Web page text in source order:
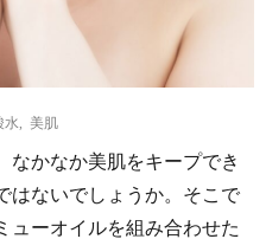
水 美肌
なかなか美肌をキープでき
はないでしょうか。そこで
ューオイルを組み合わせた